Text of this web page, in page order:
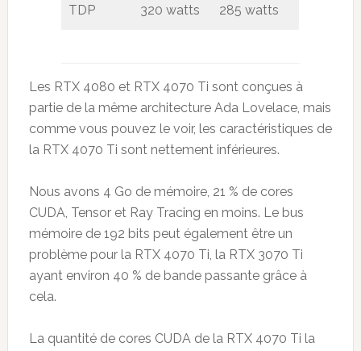
TDP 320 watts 285 watts
Les RTX 4080 et RTX 4070 Ti sont conçues à
partie de la même architecture Ada Lovelace, mais
comme vous pouvez le voir, les caractéristiques de
la RTX 4070 Ti sont nettement inférieures.
Nous avons 4 Go de mémoire, 21 % de cores
CUDA, Tensor et Ray Tracing en moins. Le bus
mémoire de 192 bits peut également être un
problème pour la RTX 4070 Ti, la RTX 3070 Ti
ayant environ 40 % de bande passante grâce à
cela.
La quantité de cores CUDA de la RTX 4070 Ti la